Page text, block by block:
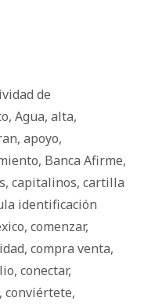
de
, Agua, alta,
, apoyo,
, Banca Afirme,
, capitalinos, cartilla
identificación
, comenzar,
, compra venta,
, conectar,
, conviértete,